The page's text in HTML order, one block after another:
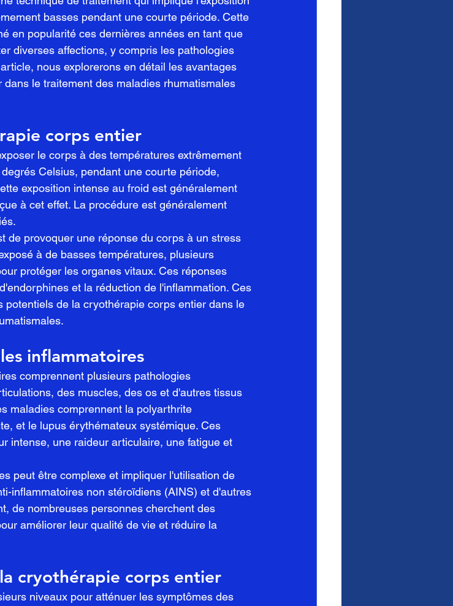
basses pendant une courte période. Cette
en popularité ces dernières années en tant que
diverses affections, y compris les pathologies
nous explorerons en détail les avantages
le traitement des maladies rhumatismales
corps entier
le corps à des températures extrêmement
Celsius, pendant une courte période,
exposition intense au froid est généralement
à cet effet. La procédure est généralement
de provoquer une réponse du corps à un stress
à de basses températures, plusieurs
protéger les organes vitaux. Ces réponses
et la réduction de l'inflammation. Ces
de la cryothérapie corps entier dans le
inflammatoires
comprennent plusieurs pathologies
des muscles, des os et d'autres tissus
maladies comprennent la polyarthrite
et le lupus érythémateux systémique. Ces
intense, une raideur articulaire, une fatigue et
peut être complexe et impliquer l'utilisation de
inflammatoires non stéroïdiens (AINS) et d'autres
de nombreuses personnes cherchent des
améliorer leur qualité de vie et réduire la
cryothérapie corps entier
niveaux pour atténuer les symptômes des